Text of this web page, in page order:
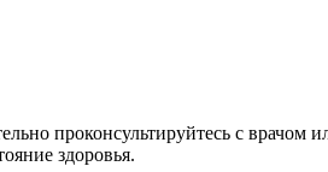
проконсультируйтесь с
здоровья.